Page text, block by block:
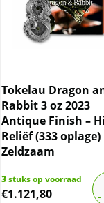
Tokelau Dragon
Rabbit 3 oz 2023
Antique Finish –
Reliëf (333 oplage)
Zeldzaam
3stuks op voorraad
€1.121,80